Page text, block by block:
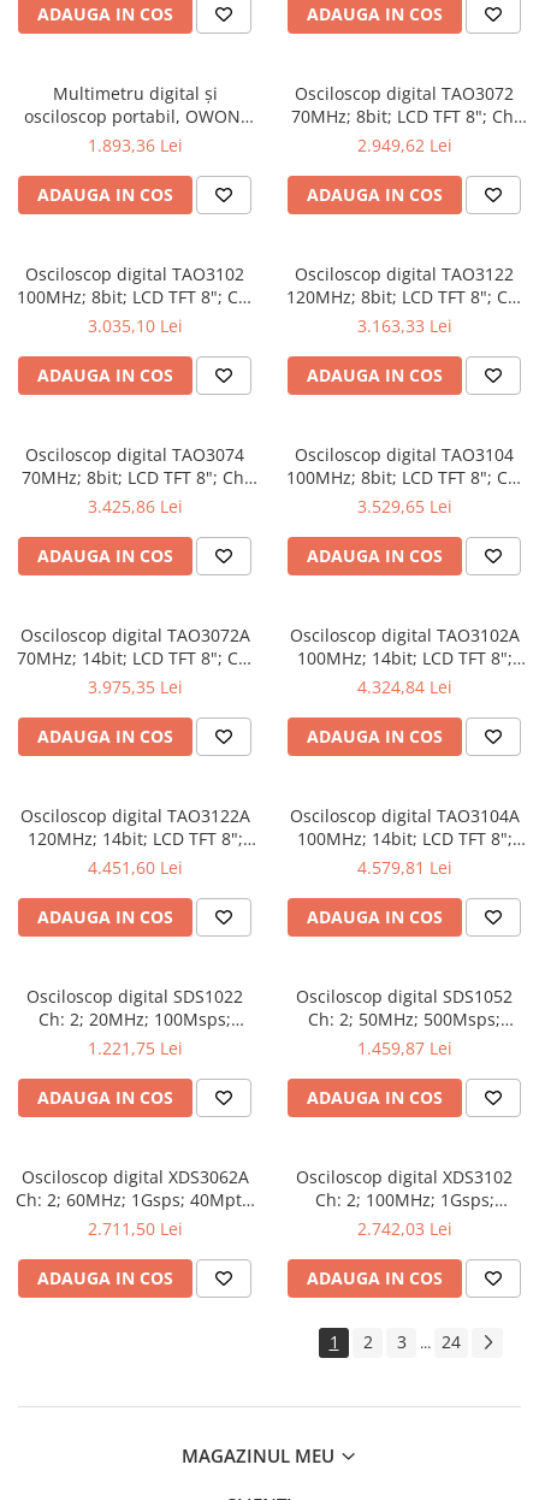
ADAUGA IN COS ADAUGA IN COS
Multimetru digital și
osciloscop portabil, OWON,
HDS2202S, 200mV-1kV,
1.893,36 Lei
ADAUGA IN COS
Osciloscop digital TAO3072
70MHz; 8bit; LCD TFT 8"; Ch:
2; 1Gsps; 40Mpts sustinand
2.949,62 Lei
ADAUGA IN COS
Osciloscop digital TAO3102
100MHz; 8bit; LCD TFT 8"; Ch:
2; 1Gsps; 40Mpts pentru a
3.035,10 Lei
ADAUGA IN COS
Osciloscop digital TAO3122
120MHz; 8bit; LCD TFT 8"; Ch:
2; 1Gsps; 40Mpts ce include
3.163,33 Lei
ADAUGA IN COS
Osciloscop digital TAO3074
70MHz; 8bit; LCD TFT 8"; Ch:
4; 1Gsps; 40Mpts compatibil
3.425,86 Lei
ADAUGA IN COS
Osciloscop digital TAO3104
100MHz; 8bit; LCD TFT 8"; Ch:
4; 1Gsps; 40Mpts inclus in
3.529,65 Lei
ADAUGA IN COS
Osciloscop digital TAO3072A
70MHz; 14bit; LCD TFT 8"; Ch:
2; 1Gsps; 40Mpts dotat cu
3.975,35 Lei
ADAUGA IN COS
Osciloscop digital TAO3102A
100MHz; 14bit; LCD TFT 8";
Ch: 2; 1Gsps; 40Mpts dotat cu
4.324,84 Lei
ADAUGA IN COS
Osciloscop digital TAO3122A
120MHz; 14bit; LCD TFT 8";
Ch: 2; 1Gsps; 40Mpts integrat
4.451,60 Lei
ADAUGA IN COS
Osciloscop digital TAO3104A
100MHz; 14bit; LCD TFT 8";
Ch: 4; 1Gsps; 40Mpts care
4.579,81 Lei
ADAUGA IN COS
Osciloscop digital SDS1022
Ch: 2; 20MHz; 100Msps;
10kpts; LCD 7"S; 15W care
avansat
1.221,75 Lei
ADAUGA IN COS
Osciloscop digital SDS1052
Ch: 2; 50MHz; 500Msps;
10kpts; LCD 7"S; ≤7ns avand
1.459,87 Lei
ADAUGA IN COS
Osciloscop digital XDS3062A
Ch: 2; 60MHz; 1Gsps; 40Mpts;
LCD TFT 8"; XDS care ofera
2.711,50 Lei
ADAUGA IN COS
Osciloscop digital XDS3102
Ch: 2; 100MHz; 1Gsps;
40Mpts; LCD TFT 8"; XDS ce
2.742,03 Lei
ADAUGA IN COS
1 2 3 ... 24
MAGAZINUL MEU